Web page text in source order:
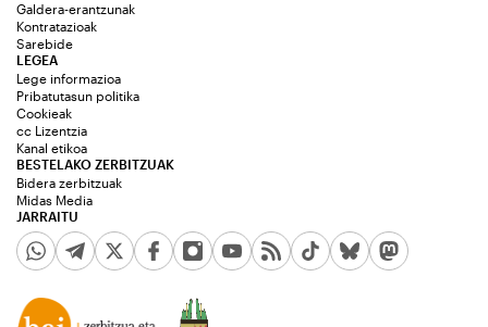
Galdera-erantzunak
Kontratazioak
Sarebide
JARRAITU
LEGEA
Lege informazioa
Pribatutasun politika
Cookieak
cc Lizentzia
Kanal etikoa
BESTELAKO ZERBITZUAK
Bidera zerbitzuak
Midas Media